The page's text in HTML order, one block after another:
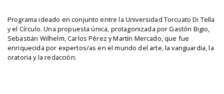
Programa ideado en conjunto entre la Universidad Torcuato Di Tella
y el Círculo. Una propuesta única, protagonizada por Gastón Bigio,
Sebastián Wilhelm, Carlos Pérez y Martín Mercado, que fue
enriquecida por expertos/as en el mundo del arte, la vanguardia, la
oratoria y la redacción.